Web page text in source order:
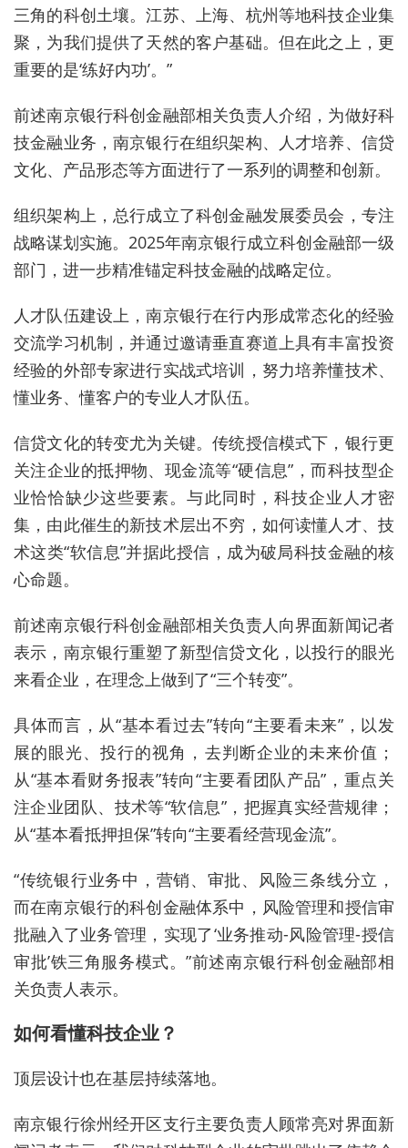
三角的科创土壤。江苏、上海、杭州等地科技企业集
聚，为我们提供了天然的客户基础。但在此之上，更
重要的是‘练好内功’。”
前述南京银行科创金融部相关负责人介绍，为做好科
技金融业务，南京银行在组织架构、人才培养、信贷
文化、产品形态等方面进行了一系列的调整和创新。
组织架构上，总行成立了科创金融发展委员会，专注
战略谋划实施。 2025年南京银行成立科创金融部一级
部门 ，进一步精准锚定科技金融的战略定位。
人才队伍建设上，南京银行在行内形成常态化的经验
交流学习机制，并通过邀请垂直赛道上具有丰富投资
经验的外部专家进行实战式培训，努力培养懂技术、
懂业务、懂客户的专业人才队伍。
信贷文化的转变尤为关键。传统授信模式下，银行更
关注企业的抵押物、现金流等“硬信息”，而科技型企
业恰恰缺少这些要素。与此同时，科技企业人才密
集，由此催生的新技术层出不穷，如何读懂人才、技
术这类“软信息”并据此授信，成为破局科技金融的核
心命题。
前述南京银行科创金融部相关负责人向界面新闻记者
表示，南京银行重塑了新型信贷文化，以投行的眼光
来看企业，在理念上做到了“三个转变”。
具体而言，从“基本看过去”转向“主要看未来”，以发
展的眼光、投行的视角，去判断企业的未来价值；
从“基本看财务报表”转向“主要看团队产品”，重点关
注企业团队、技术等“软信息”，把握真实经营规律；
从“基本看抵押担保”转向“主要看经营现金流”。
“传统银行业务中，营销、审批、风险三条线分立，
而在南京银行的科创金融体系中，风险管理和授信审
批融入了业务管理 ，实现了‘业务推动-风险管理-授信
审批’铁三角服务模式。”前述南京银行科创金融部相
关负责人表示。
如何看懂科技企业？
顶层设计也在基层持续落地。
南京银行徐州经开区支行主要负责人顾常亮对界面新